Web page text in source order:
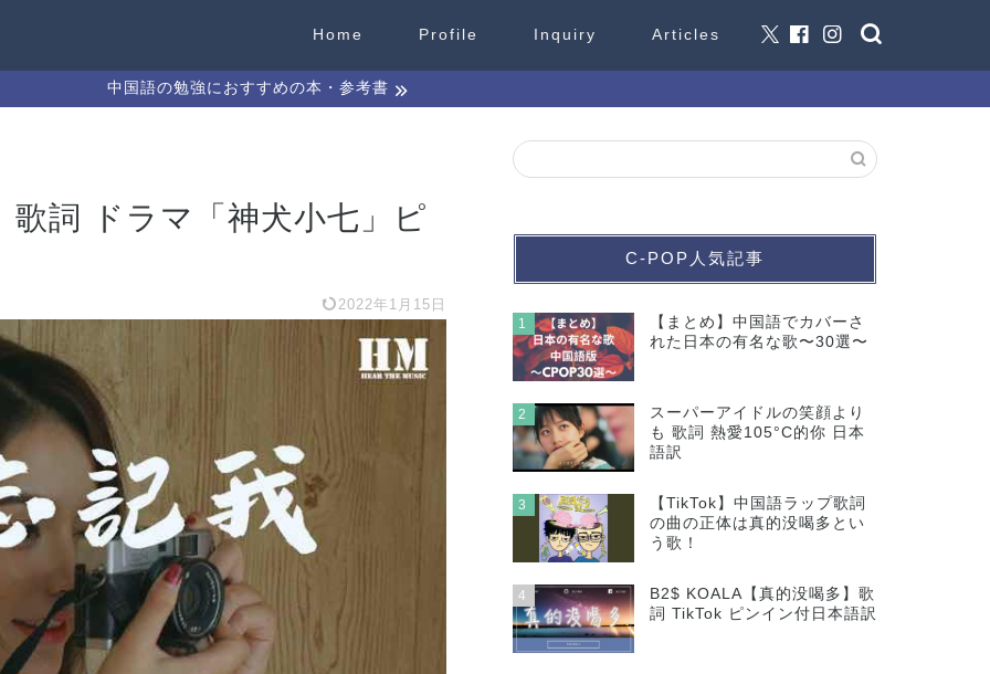
Home Profile Inquiry Articles
中国語の勉強におすすめの本・参考書
歌詞 ドラマ「神犬小七」ピ
2022年1月15日
C-POP人気記事
1
【まとめ】中国語でカバーさ
れた日本の有名な歌〜30選〜
2
スーパーアイドルの笑顔より
も 歌詞 熱愛105°C的你 日本
語訳
3
【TikTok】中国語ラップ歌詞
の曲の正体は真的没喝多とい
う歌！
4
B2$ KOALA【真的没喝多】歌
詞 TikTok ピンイン付日本語訳